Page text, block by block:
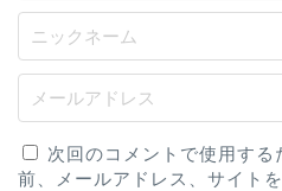
次回のコメントで使用す
前、メールアドレス、サイトを